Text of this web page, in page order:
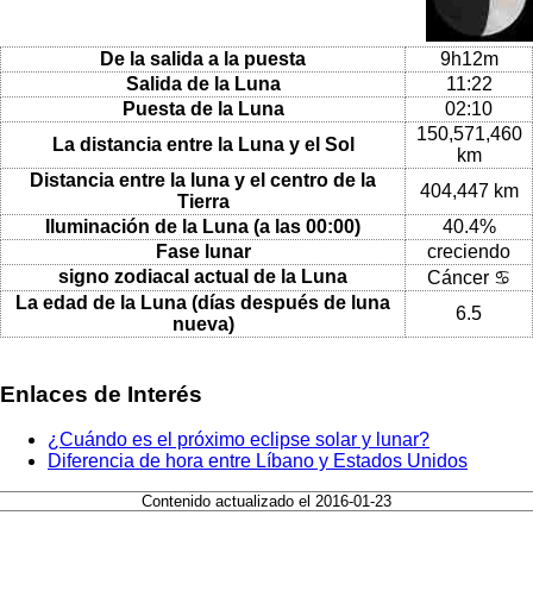
De la salida a la puesta
9h12m
Salida de la Luna
11:22
Puesta de la Luna
02:10
La distancia entre la Luna y el Sol
150,571,460
km
Distancia entre la luna y el centro de la
Tierra
404,447 km
Iluminación de la Luna (a las 00:00)
40.4%
Fase lunar
creciendo
signo zodiacal actual de la Luna
Cáncer ♋
La edad de la Luna (días después de luna
nueva)
6.5
Enlaces de Interés
¿Cuándo es el próximo eclipse solar y lunar?
Diferencia de hora entre Líbano y Estados Unidos
Contenido actualizado el 2016-01-23